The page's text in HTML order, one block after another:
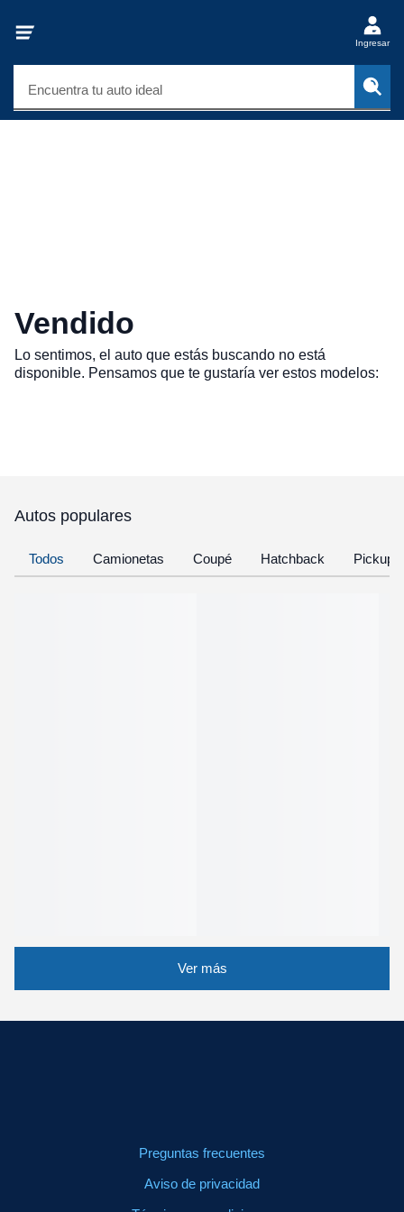
Ingresar
Encuentra tu auto ideal
Vendido
Lo sentimos, el auto que estás buscando no está
disponible. Pensamos que te gustaría ver estos modelos:
Autos populares
Todos Camionetas Coupé Hatchback Pickup
Ver más
Preguntas frecuentes
Aviso de privacidad